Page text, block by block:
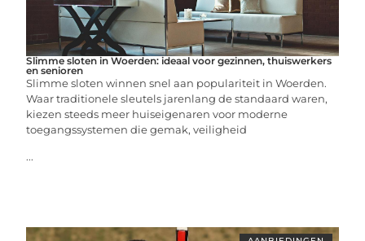
Slimme sloten in Woerden: ideaal voor gezinnen, thuiswerkers
en senioren
Slimme sloten winnen snel aan populariteit in Woerden.
Waar traditionele sleutels jarenlang de standaard waren,
kiezen steeds meer huiseigenaren voor moderne
toegangssystemen die gemak, veiligheid
...